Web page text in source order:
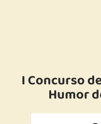
I Concurso
Humor